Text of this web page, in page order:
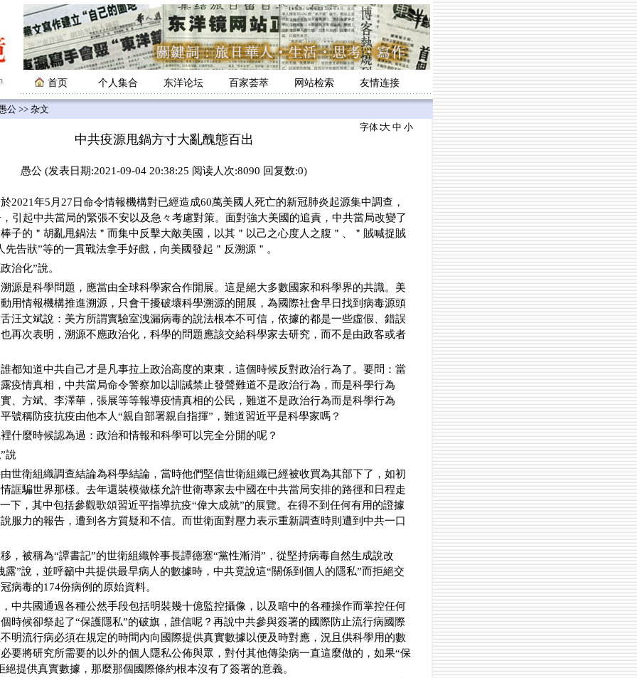
首页 个人集合 东洋论坛 百家荟萃 网站检索 友情连接
公 >> 杂文
字体∶大 中 小
中共疫源甩鍋方寸大亂醜態百出
愚公 (发表日期:2021-09-04 20:38:25 阅读人次:8090 回复数:0)
年5月27日命令情報機構對已經造成60萬美國人死亡的新冠肺炎起源集中調查，
引起中共當局的緊張不安以及急々考慮對策。面對強大美國的追責，中共當局改變了
子的＂胡亂甩鍋法＂而集中反擊大敵美國，以其＂以己之心度人之腹＂、＂賊喊捉賊
先告狀”等的一貫戰法拿手好戲，向美國發起＂反溯源＂。
治化”說。
源是科學問題，應當由全球科學家合作開展。這是絕大多數國家和科學界的共識。美
用情報機構推進溯源，只會干擾破壞科學溯源的開展，為國際社會早日找到病毒源頭
汪文斌說：美方所謂實驗室洩漏病毒的說法根本不可信，依據的都是一些虛假、錯誤
再次表明，溯源不應政治化，科學的問題應該交給科學家去研究，而不是由政客或者
都知道中共自己才是凡事拉上政治高度的東東，這個時候反對政治行為了。要問：當
疫情真相，中共當局命令警察加以訓誡禁止發聲難道不是政治行為，而是科學行為
、方斌、李澤華，張展等等報導疫情真相的公民，難道不是政治行為而是科學行為
號稱防疫抗疫由他本人“親自部署親自指揮”，難道習近平是科學家嗎？
什麼時候認為過：政治和情報和科學可以完全分開的呢？
說
世衛組織調查結論為科學結論，當時他們堅信世衛組織已經被收買為其部下了，如初
誆騙世界那樣。去年還裝模做樣允許世衛專家去中國在中共當局安排的路徑和日程走
下，其中包括參觀歌頌習近平指導抗疫“偉大成就”的展覽。在得不到任何有用的證據
服力的報告，遭到各方質疑和不信。而世衛面對壓力表示重新調查時則遭到中共一口
，被稱為“譚書記”的世衛組織幹事長譚德塞“黨性漸消”，從堅持病毒自然生成說改
露”說，並呼籲中共提供最早病人的數據時，中共竟說這“關係到個人的隱私”而拒絕交
病毒的174份病例的原始資料。
中共國通過各種公然手段包括明裝幾十億監控攝像，以及暗中的各種操作而掌控任何
時候卻祭起了“保護隱私”的破旗，誰信呢？再說中共參與簽署的國際防止流行病國際
明流行病必須在規定的時間內向國際提供真實數據以便及時對應，況且供科學用的數
要將研究所需要的以外的個人隱私公佈與眾，對付其他傳染病一直這麼做的，如果“保
絕提供真實數據，那麼那個國際條約根本沒有了簽署的意義。